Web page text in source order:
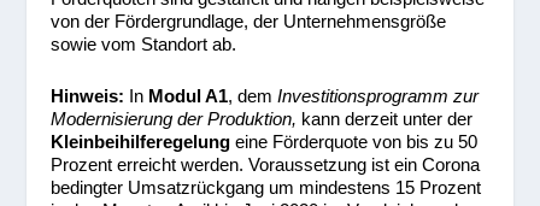
von der Fördergrundlage, der Unternehmensgröße
sowie vom Standort ab.
Hinweis: In Modul A1, demInvestitionsprogramm zur
Modernisierung der Produktion, kann derzeit unter der
Kleinbeihilferegelung eine Förderquote von bis zu 50
Prozent erreicht werden. Voraussetzung ist ein Corona
bedingter Umsatzrückgang um mindestens 15 Prozent